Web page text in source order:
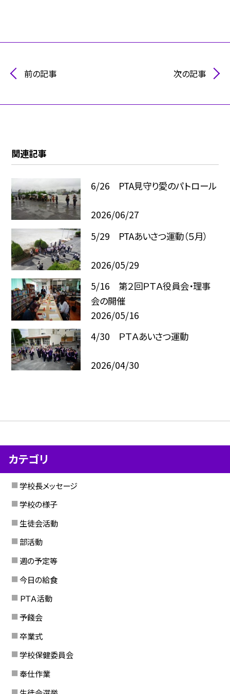
前の記事 次の記事
関連記事
6/26 PTA見守り愛のパトロール
2026/06/27
5/29 PTAあいさつ運動（５月）
2026/05/29
5/16 第２回ＰＴＡ役員会・理事
会の開催
2026/05/16
4/30 ＰＴＡあいさつ運動
2026/04/30
カテゴリ
学校長メッセージ
学校の様子
生徒会活動
部活動
週の予定等
今日の給食
ＰＴＡ活動
予餞会
卒業式
学校保健委員会
奉仕作業